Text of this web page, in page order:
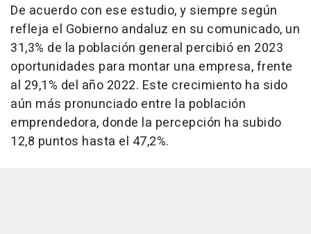
De acuerdo con ese estudio, y siempre según
refleja el Gobierno andaluz en su comunicado, un
31,3% de la población general percibió en 2023
oportunidades para montar una empresa, frente
al 29,1% del año 2022. Este crecimiento ha sido
aún más pronunciado entre la población
emprendedora, donde la percepción ha subido
12,8 puntos hasta el 47,2%.